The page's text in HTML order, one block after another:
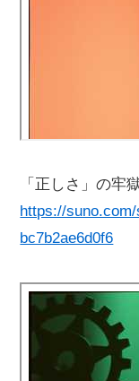
「正しさ」の牢
https://
bc7b2ae6d0f6